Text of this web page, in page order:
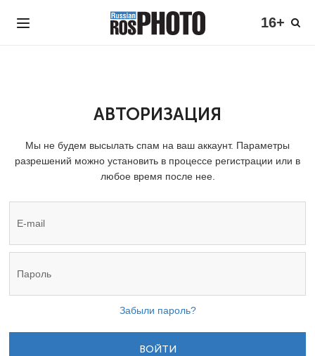
16+
АВТОРИЗАЦИЯ
Мы не будем высылать спам на ваш аккаунт. Параметры
разрешений можно установить в процессе регистрации или в
любое время после нее.
Забыли пароль?
ВОЙТИ